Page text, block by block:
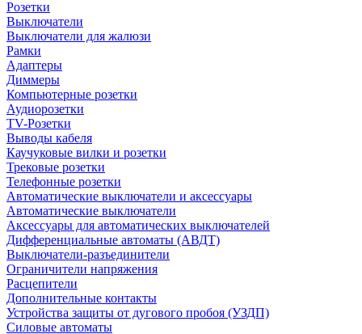
Розетки
Выключатели
Выключатели для жалюзи
Рамки
Адаптеры
Диммеры
Компьютерные розетки
Аудиорозетки
TV-Розетки
Выводы кабеля
Каучуковые вилки и розетки
Трековые розетки
Телефонные розетки
Автоматические выключатели и аксессуары
Автоматические выключатели
Аксессуары для автоматических выключателей
Дифференциальные автоматы (АВДТ)
Выключатели-разъединители
Ограничители напряжения
Расцепители
Дополнительные контакты
Устройства защиты от дугового пробоя (УЗДП)
Силовые автоматы